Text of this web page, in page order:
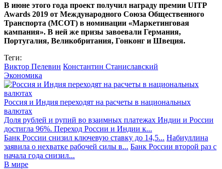
В июне этого года проект получил награду премии UITP
Awards 2019 от Международного Союза Общественного
Транспорта (МСОТ) в номинации «Маркетинговая
кампания». В ней же призы завоевали Германия,
Португалия, Великобритания, Гонконг и Швеция.
Теги:
Виктор Пелевин Константин Станиславский
Экономика
Россия и Индия переходят на расчеты в национальных
валютах
Доля рублей и рупий во взаимных платежах Индии и России
достигла 96%. Переход России и Индии к...
Банк России снизил ключевую ставку до 14,5... Набиуллина
заявила о нехватке рабочей силы в... Банк России второй раз с
начала года снизил...
В мире